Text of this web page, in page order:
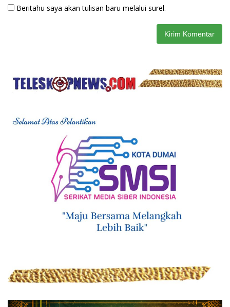
Beritahu saya akan tulisan baru melalui surel.